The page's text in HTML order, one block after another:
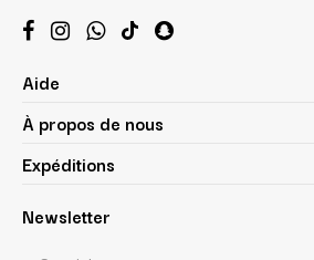
Aide
À propos de nous
Expéditions
Newsletter